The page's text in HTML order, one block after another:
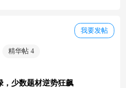
我要发帖
精华帖 4
，少数题材逆势狂飙